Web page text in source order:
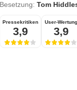
Besetzung: Tom
Pressekritiken
3,9
User-Wertung
3,9